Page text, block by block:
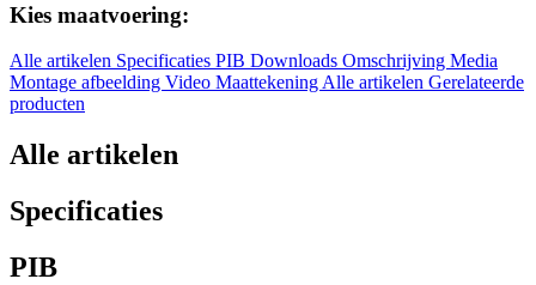
Kies maatvoering:
Alle artikelen Specificaties PIB Downloads Omschrijving Media
Montage afbeelding Video MaattekeningAlle artikelen Gerelateerde
producten
Alle artikelen
Specificaties
PIB